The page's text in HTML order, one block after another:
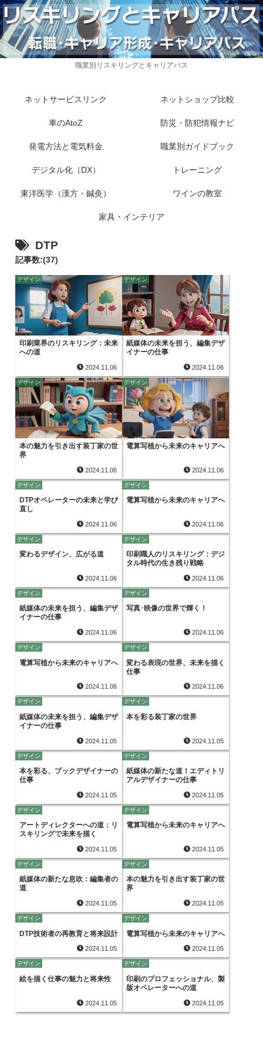
職業別リスキリングとキャリアパス
ネットサービスリンク ネットショップ比較
車のAtoZ 防災・防犯情報ナビ
発電方法と電気料金 職業別ガイドブック
デジタル化（DX） トレーニング
東洋医学（漢方・鍼灸） ワインの教室
家具・インテリア
DTP
記事数:(37)
デザイン
印刷業界のリスキリング：未来
への道
2024.11.06
デザイン
紙媒体の未来を担う、編集デザ
イナーの仕事
2024.11.06
デザイン
本の魅力を引き出す装丁家の世
界
2024.11.06
デザイン
電算写植から未来のキャリアへ
2024.11.06
デザイン
DTPオペレーターの未来と学び
直し
2024.11.06
デザイン
電算写植から未来のキャリアへ
2024.11.06
デザイン
変わるデザイン、広がる道
2024.11.06
デザイン
印刷職人のリスキリング：デジ
タル時代の生き残り戦略
2024.11.06
デザイン
紙媒体の未来を担う、編集デザ
イナーの仕事
2024.11.06
デザイン
写真･映像の世界で輝く！
2024.11.06
デザイン
電算写植から未来のキャリアへ
2024.11.06
デザイン
変わる表現の世界、未来を描く
仕事
2024.11.06
デザイン
紙媒体の未来を担う、編集デザ
イナーの仕事
2024.11.05
デザイン
本を彩る装丁家の世界
2024.11.05
デザイン
本を彩る、ブックデザイナーの
仕事
2024.11.05
デザイン
紙媒体の新たな道！エディトリ
アルデザイナーの仕事
2024.11.05
デザイン
アートディレクターへの道：リ
スキリングで未来を描く
2024.11.05
デザイン
電算写植から未来のキャリアへ
2024.11.05
デザイン
紙媒体の新たな息吹：編集者の
道
2024.11.05
デザイン
本の魅力を引き出す装丁家の世
界
2024.11.05
デザイン
DTP技術者の再教育と将来設計
2024.11.05
デザイン
電算写植から未来のキャリアへ
2024.11.05
デザイン
絵を描く仕事の魅力と将来性
2024.11.05
デザイン
印刷のプロフェッショナル、製
版オペレーターへの道
2024.11.05